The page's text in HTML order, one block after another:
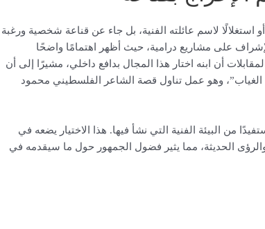
لاسم عائلته الفنية، بل جاء عن قناعة شخصية ورغبة
على مشاريع درامية، حيث أظهر اهتمامًا واضحًا
أن ابنه اختار هذا المجال بدافع داخلي، مشيرًا إلى أن
وهو عمل تناول قصة الشاعر الفلسطيني محمود
من البيئة الفنية التي نشأ فيها. هذا الاختيار يضعه في
الحديثة، مما يثير فضول الجمهور حول ما سيقدمه في